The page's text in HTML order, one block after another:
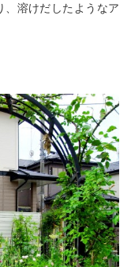
、溶けだしたようなア